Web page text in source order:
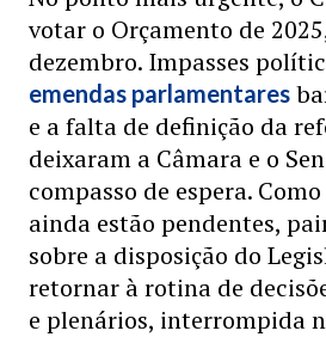
votar o Orçamento de
dezembro. Impasses
emendas parlamentares
e a falta de definição da
deixaram a Câmara e o
compasso de espera.
ainda estão pendentes,
sobre a disposição do
retornar à rotina de
e plenários, interrompida